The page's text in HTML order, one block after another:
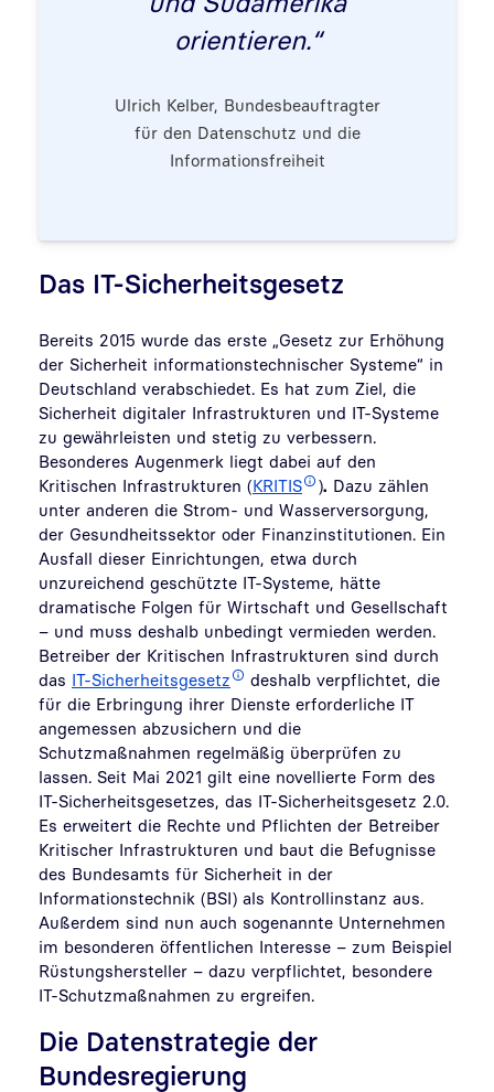
orientieren.“
Ulrich Kelber, Bundesbeauftragter
für den Datenschutz und die
Informationsfreiheit
Das IT-Sicherheitsgesetz
Bereits 2015 wurde das erste „Gesetz zur Erhöhung
der Sicherheit informationstechnischer Systeme“ in
Deutschland verabschiedet. Es hat zum Ziel, die
Sicherheit digitaler Infrastrukturen und IT-Systeme
zu gewährleisten und stetig zu verbessern.
Besonderes Augenmerk liegt dabei auf den
Kritischen Infrastrukturen (KRITIS ). Dazu zählen
unter anderen die Strom- und Wasserversorgung,
der Gesundheitssektor oder Finanzinstitutionen. Ein
Ausfall dieser Einrichtungen, etwa durch
unzureichend geschützte IT-Systeme, hätte
dramatische Folgen für Wirtschaft und Gesellschaft
– und muss deshalb unbedingt vermieden werden.
Betreiber der Kritischen Infrastrukturen sind durch
das IT-Sicherheitsgesetz
deshalb verpflichtet, die
für die Erbringung ihrer Dienste erforderliche IT
angemessen abzusichern und die
Schutzmaßnahmen regelmäßig überprüfen zu
lassen. Seit Mai 2021 gilt eine novellierte Form des
IT-Sicherheitsgesetzes, das IT-Sicherheitsgesetz 2.0.
Es erweitert die Rechte und Pflichten der Betreiber
Kritischer Infrastrukturen und baut die Befugnisse
des Bundesamts für Sicherheit in der
Informationstechnik (BSI) als Kontrollinstanz aus.
Außerdem sind nun auch sogenannte Unternehmen
im besonderen öffentlichen Interesse ­– zum Beispiel
Rüstungshersteller – dazu verpflichtet, besondere
IT-Schutzmaßnahmen zu ergreifen.
Die Datenstrategie der
Bundesregierung